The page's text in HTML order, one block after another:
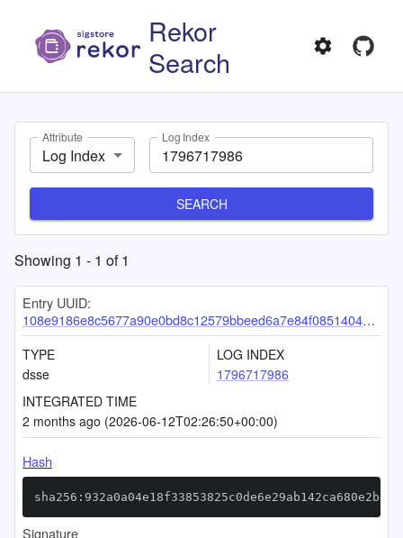
Rekor
Search
Attribute
Log Index
Log Index
SEARCH
Showing 1 - 1 of1
Entry UUID:
108e9186e8c5677a90e0bd8c12579bbeed6a7e84f085140483528e5ce6b59ba96c9d0fd5e0cb27b9
TYPE
dsse
LOG INDEX
1796717986
INTEGRATED TIME
2 months ago (2026-06-12T02:26:50+00:00)
Hash
Signature